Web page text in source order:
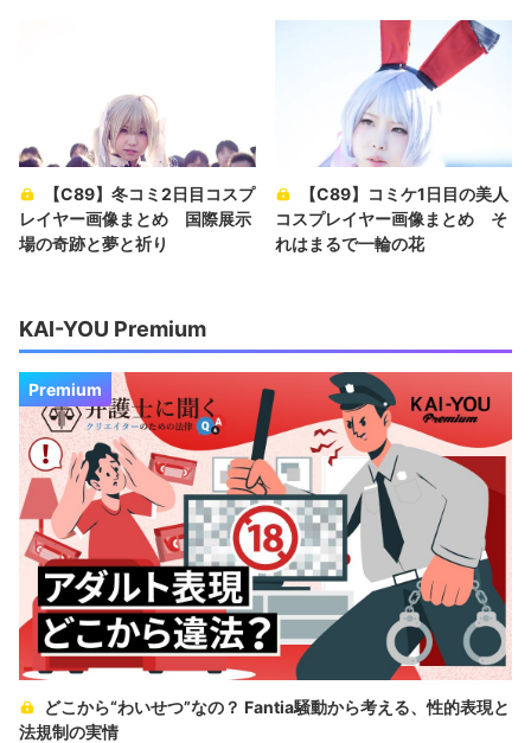
【C89】冬コミ2日目コスプ
レイヤー画像まとめ 国際展示
場の奇跡と夢と祈り
【C89】コミケ1日目の美人
コスプレイヤー画像まとめ そ
れはまるで一輪の花
KAI-YOU Premium
Premium
どこから“わいせつ”なの？ Fantia騒動から考える、性的表現と
法規制の実情